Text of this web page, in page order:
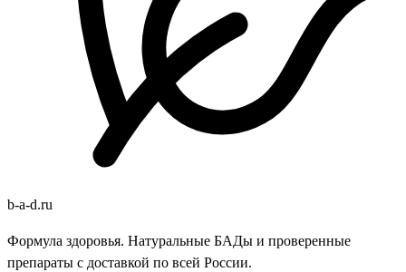
b-a-d.ru
Формула здоровья. Натуральные БАДы и проверенные
препараты с доставкой по всей России.